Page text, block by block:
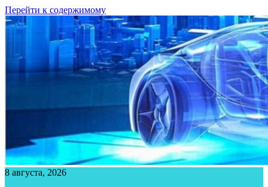
Перейти к содержимому
8 августа, 2026